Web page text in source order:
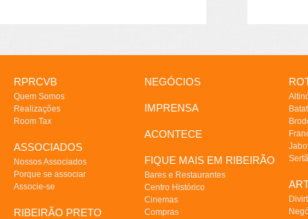
RPRCVB
Quem Somos
Realizações
Room Tax
ASSOCIADOS
Nossos Associados
Porque se associar
Associe-se
RIBEIRÃO PRETO
NEGÓCIOS
IMPRENSA
ACONTECE
FIQUE MAIS EM RIBEIRÃO
Bares e Restaurantes
Centro Histórico
Cinemas
Compras